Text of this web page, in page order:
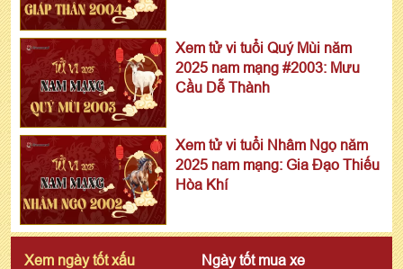
Xem tử vi tuổi Quý Mùi năm
2025 nam mạng #2003: Mưu
Cầu Dễ Thành
Xem tử vi tuổi Nhâm Ngọ năm
2025 nam mạng: Gia Đạo Thiếu
Hòa Khí
Xem ngày tốt xấu
Ngày tốt mua xe